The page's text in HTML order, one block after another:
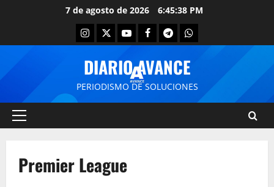
7 de agosto de 2026 6:45:38 PM
DIARIO AVANCE
PERIODISMO DE SOLUCIONES
Premier League